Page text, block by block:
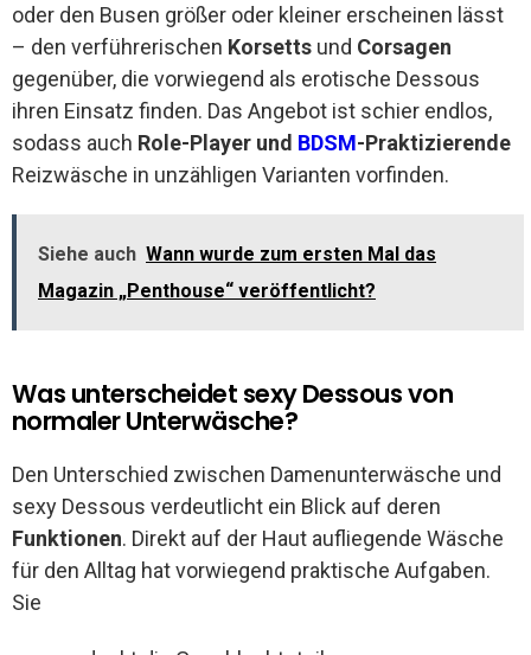
oder den Busen größer oder kleiner erscheinen lässt
– den verführerischen Korsetts und Corsagen
gegenüber, die vorwiegend als erotische Dessous
ihren Einsatz finden. Das Angebot ist schier endlos,
sodass auch Role-Player und BDSM-Praktizierende
Reizwäsche in unzähligen Varianten vorfinden.
Siehe auch Wann wurde zum ersten Mal das
Magazin „Penthouse“ veröffentlicht?
Was unterscheidet sexy Dessous von
normaler Unterwäsche?
Den Unterschied zwischen Damenunterwäsche und
sexy Dessous verdeutlicht ein Blick auf deren
Funktionen. Direkt auf der Haut aufliegende Wäsche
für den Alltag hat vorwiegend praktische Aufgaben.
Sie